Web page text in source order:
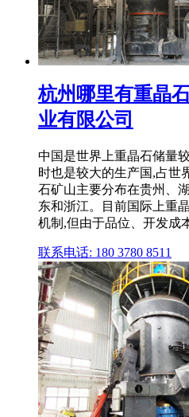
杭州哪里有重晶
业有限公司
中国是世界上重晶石储量
时也是较大的生产国,占世
石矿山主要分布在贵州、
东和浙江。目前国际上重
机制,但由于品位、开发成
联系电话: 180 3780 8511